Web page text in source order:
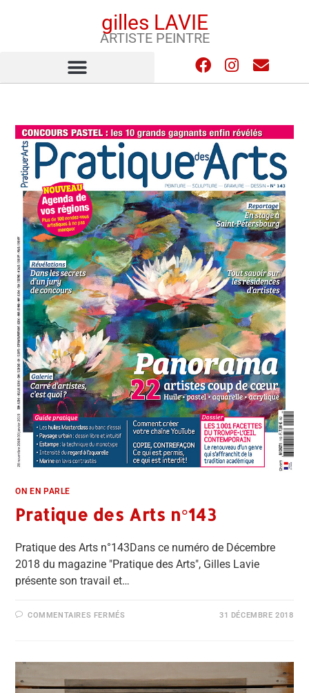
gilles LAVIE
ARTISTE PEINTRE
ON EN PARLE
Pratique des Arts n°143
Pratique des Arts n°143Dans ce numéro de Décembre
2018 du magazine "Pratique des Arts", Gilles Lavie
présente son travail et…
COMMENTAIRES FERMÉS 31 DÉCEMBRE 2018